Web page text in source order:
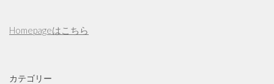
Homepageはこちら
カテゴリー